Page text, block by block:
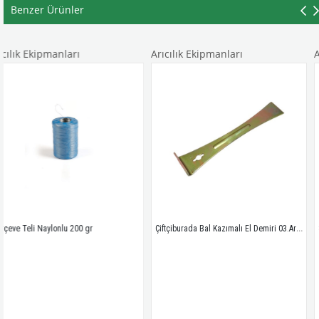
Benzer Ürünler
200 gr
Arıcılık Ekipmanları
Çiftçiburada Bal Kazımalı El Demiri 03.Arı.32
Arıcılık
Suni Deri